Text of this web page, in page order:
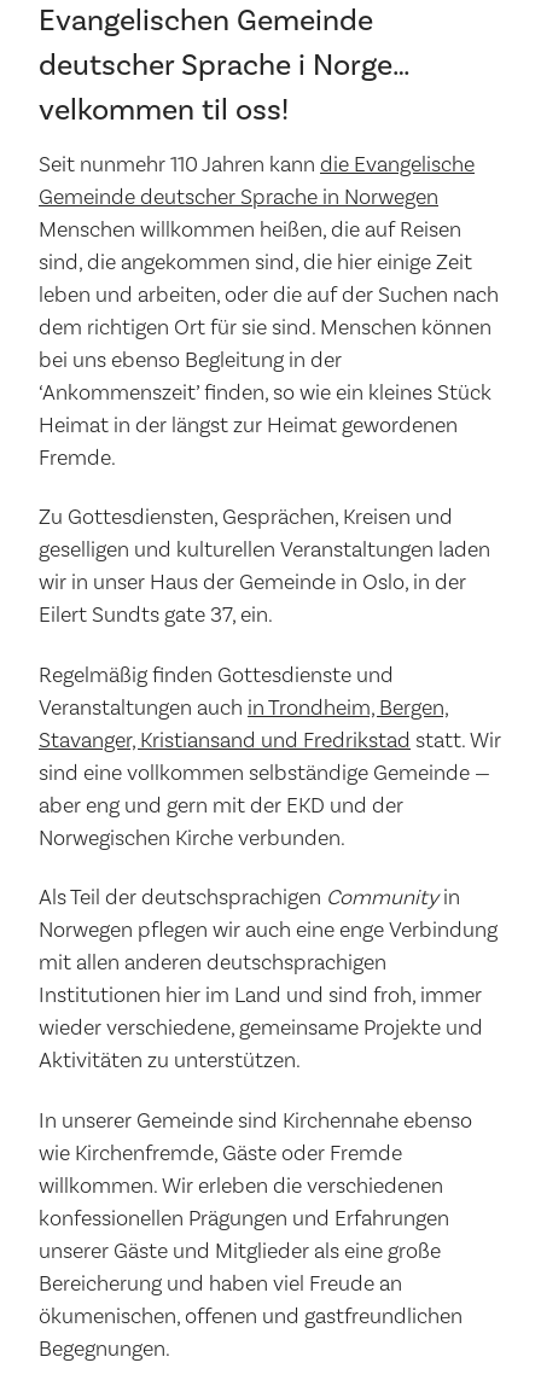
Evangelischen Gemeinde
deutscher Sprache i Norge…
velkommen til oss!
Seit nunmehr 110 Jahren kann die Evangelische
Gemeinde deutscher Sprache in Norwegen
Menschen willkommen heißen, die auf Reisen
sind, die angekommen sind, die hier einige Zeit
leben und arbeiten, oder die auf der Suchen nach
dem richtigen Ort für sie sind. Menschen können
bei uns ebenso Begleitung in der
‘Ankommenszeit’ finden, so wie ein kleines Stück
Heimat in der längst zur Heimat gewordenen
Fremde.
Zu Gottesdiensten, Gesprächen, Kreisen und
geselligen und kulturellen Veranstaltungen laden
wir in unser Haus der Gemeinde in Oslo, in der
Eilert Sundts gate 37, ein.
Regelmäßig finden Gottesdienste und
Veranstaltungen auch in Trondheim, Bergen,
Stavanger, Kristiansand und Fredrikstad statt. Wir
sind eine vollkommen selbständige Gemeinde —
aber eng und gern mit der EKD und der
Norwegischen Kirche verbunden.
Als Teil der deutschsprachigen Communityin
Norwegen pflegen wir auch eine enge Verbindung
mit allen anderen deutschsprachigen
Institutionen hier im Land und sind froh, immer
wieder verschiedene, gemeinsame Projekte und
Aktivitäten zu unterstützen.
In unserer Gemeinde sind Kirchennahe ebenso
wie Kirchenfremde, Gäste oder Fremde
willkommen. Wir erleben die verschiedenen
konfessionellen Prägungen und Erfahrungen
unserer Gäste und Mitglieder als eine große
Bereicherung und haben viel Freude an
ökumenischen, offenen und gastfreundlichen
Begegnungen.